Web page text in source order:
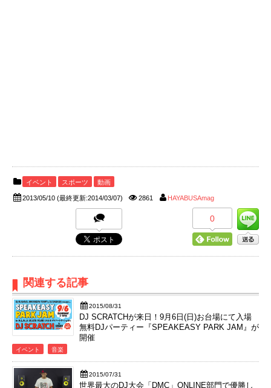
イベント スポーツ 動画
2013/05/10 (最終更新:2014/03/07) 2861 HAYABUSAmag
0
関連する記事
2015/08/31
DJ SCRATCHが来日！9月6日(日)お台場にて入場
無料DJパーティー『SPEAKEASY PARK JAM』が
開催
イベント 音楽
2015/07/31
世界最大のDJ大会「DMC」ONLINE部門で優勝し